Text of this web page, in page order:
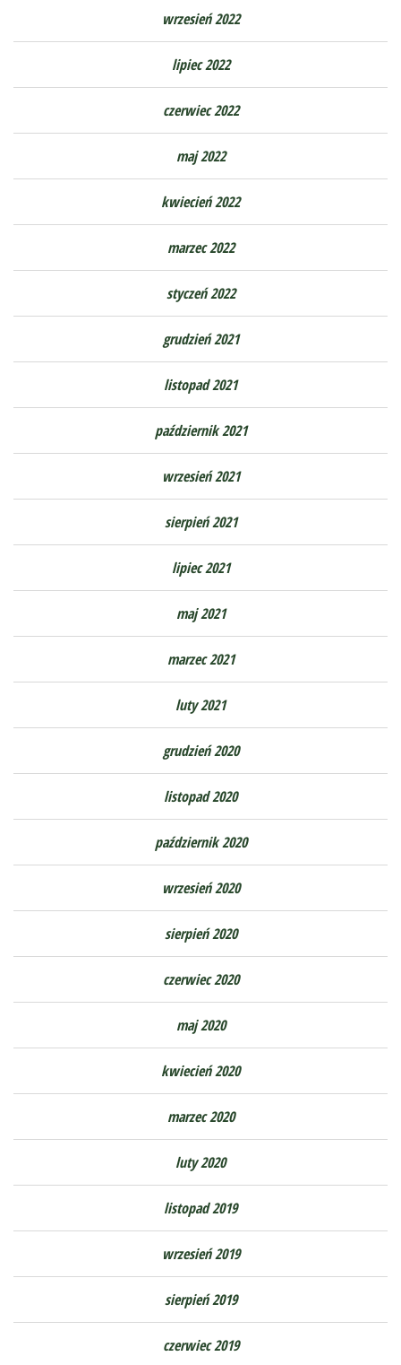
wrzesień 2022
lipiec 2022
czerwiec 2022
maj 2022
kwiecień 2022
marzec 2022
styczeń 2022
grudzień 2021
listopad 2021
październik 2021
wrzesień 2021
sierpień 2021
lipiec 2021
maj 2021
marzec 2021
luty 2021
grudzień 2020
listopad 2020
październik 2020
wrzesień 2020
sierpień 2020
czerwiec 2020
maj 2020
kwiecień 2020
marzec 2020
luty 2020
listopad 2019
wrzesień 2019
sierpień 2019
czerwiec 2019